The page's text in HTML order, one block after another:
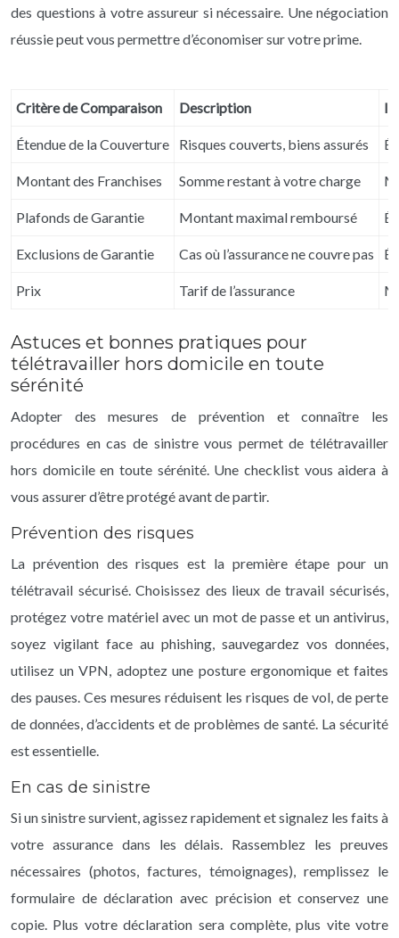
des questions à votre assureur si nécessaire. Une négociation
réussie peut vous permettre d’économiser sur votre prime.
Critère de Comparaison Description
Étendue de la Couverture Risques couverts, biens assurés
Montant des Franchises Somme restant à votre charge
Plafonds de Garantie Montant maximal remboursé
Exclusions de Garantie Cas où l’assurance ne couvre pas
Prix Tarif de l’assurance
Astuces et bonnes pratiques pour
télétravailler hors domicile en toute
sérénité
Adopter des mesures de prévention et connaître les
procédures en cas de sinistre vous permet de télétravailler
hors domicile en toute sérénité. Une checklist vous aidera à
vous assurer d’être protégé avant de partir.
Prévention des risques
La prévention des risques est la première étape pour un
télétravail sécurisé. Choisissez des lieux de travail sécurisés,
protégez votre matériel avec un mot de passe et un antivirus,
soyez vigilant face au phishing, sauvegardez vos données,
utilisez un VPN, adoptez une posture ergonomique et faites
des pauses. Ces mesures réduisent les risques de vol, de perte
de données, d’accidents et de problèmes de santé. La sécurité
est essentielle.
En cas de sinistre
Si un sinistre survient, agissez rapidement et signalez les faits à
votre assurance dans les délais. Rassemblez les preuves
nécessaires (photos, factures, témoignages), remplissez le
formulaire de déclaration avec précision et conservez une
copie. Plus votre déclaration sera complète, plus vite votre